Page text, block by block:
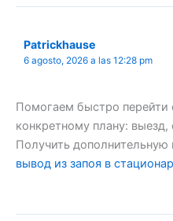
Patrickhause
6 agosto, 2026 a las 12:28 pm
Помогаем быстро перейти
конкретному плану:
Получить
вывод из запоя в